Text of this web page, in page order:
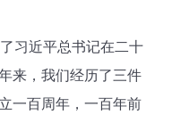
习近平总书记在二十
来，我们经历了三件
一百周年，一百年前